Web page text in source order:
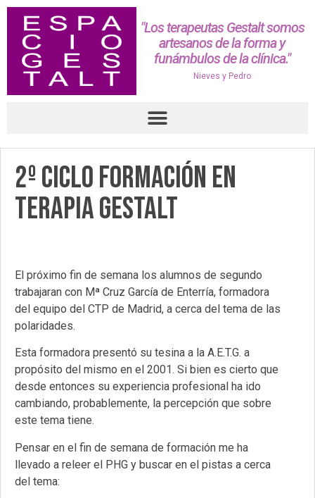
"Los terapeutas Gestalt somos
artesanos de la forma y
funámbulos de la clínica."
Nieves y Pedro
2º Ciclo Formación en
Terapia Gestalt
El próximo fin de semana los alumnos de segundo
trabajaran con Mª Cruz García de Enterría, formadora
del equipo del CTP de Madrid, a cerca del tema de las
polaridades.
Esta formadora presentó su tesina a la A.E.T.G. a
propósito del mismo en el 2001. Si bien es cierto que
desde entonces su experiencia profesional ha ido
cambiando, probablemente, la percepción que sobre
este tema tiene.
Pensar en el fin de semana de formación me ha
llevado a releer el PHG y buscar en el pistas a cerca
del tema: